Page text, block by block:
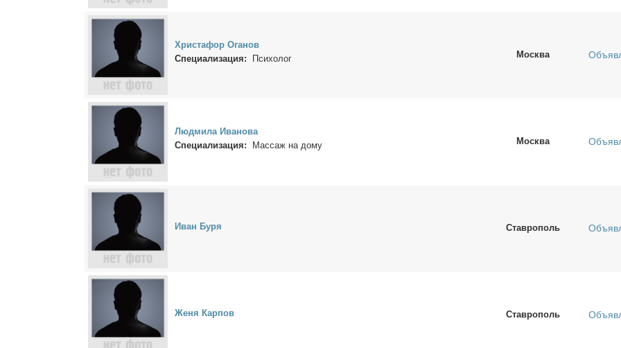
Хри­ста­фор Ога­нов
Специализация: Психолог Москва
Люд­ми­ла Ива­но­ва
Специализация: Массаж на дому Москва
Иван Бу­ря Ставрополь
Же­ня Кар­пов Ставрополь